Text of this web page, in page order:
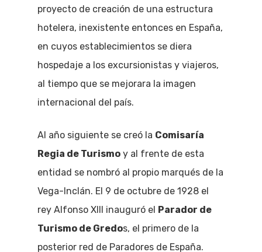
proyecto de creación de una estructura
hotelera, inexistente entonces en España,
en cuyos establecimientos se diera
hospedaje a los excursionistas y viajeros,
al tiempo que se mejorara la imagen
internacional del país.
Al año siguiente se creó la Comisaría
Regia de Turismo y al frente de esta
entidad se nombró al propio marqués de la
Vega-Inclán. El 9 de octubre de 1928 el
rey Alfonso XIII inauguró el Parador de
Turismo de Gredos, el primero de la
posterior red de Paradores de España.